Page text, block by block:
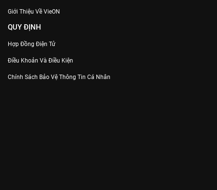
Giới Thiệu Về VieON
QUY ĐỊNH
Hợp Đồng Điện Tử
Điều Khoản Và Điều Kiện
Chính Sách Bảo Vệ Thông Tin Cá Nhân